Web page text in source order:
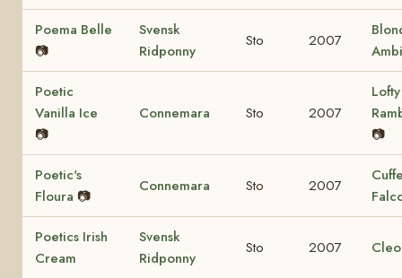
Poema Belle
📷
Svensk
Ridponny
Sto 2007
Poetic
Vanilla Ice
📷
Connemara Sto 2007
📷
Poetic's
Floura 📷
Connemara Sto 2007
Poetics Irish
Cream
Svensk
Ridponny
Sto 2007